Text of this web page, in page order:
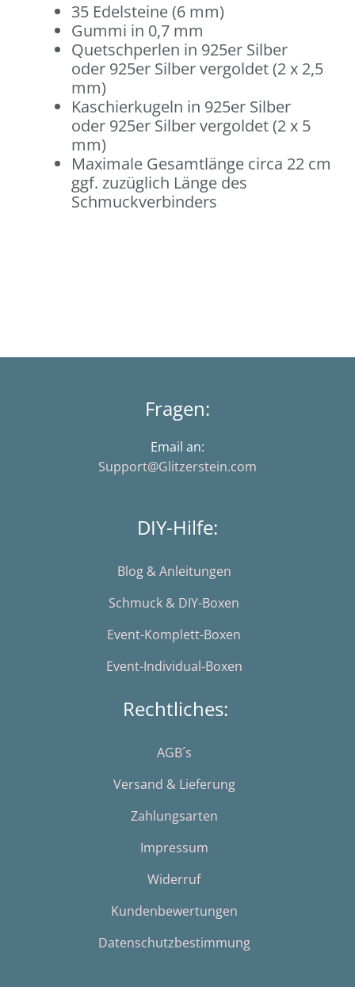
35 Edelsteine (6 mm)
Gummi in 0,7 mm
Quetschperlen in 925er Silber
oder 925er Silber vergoldet (2 x 2,5
mm)
Kaschierkugeln in 925er Silber
oder 925er Silber vergoldet (2 x 5
mm)
Maximale Gesamtlänge circa 22 cm
ggf. zuzüglich Länge des
Schmuckverbinders
Fragen:
Email an:
Support@Glitzerstein.com
DIY-Hilfe:
Blog & Anleitungen
Schmuck & DIY-Boxen
Event-Komplett-Boxen
Event-Individual-Boxen
Rechtliches:
AGB´s
Versand & Lieferung
Zahlungsarten
Impressum
Widerruf
Kundenbewertungen
Datenschutzbestimmung